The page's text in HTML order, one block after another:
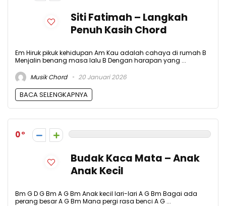
Siti Fatimah – Langkah
Penuh Kasih Chord
Em Hiruk pikuk kehidupan Am Kau adalah cahaya di rumah B
Menjalin benang masa lalu B Dengan harapan yang ...
Musik Chord
20 Januari 2026
BACA SELENGKAPNYA
0
Budak Kaca Mata – Anak
Anak Kecil
Bm G D G Bm A G Bm Anak kecil lari-lari A G Bm Bagai ada
perang besar A G Bm Mana pergi rasa benci A G ...